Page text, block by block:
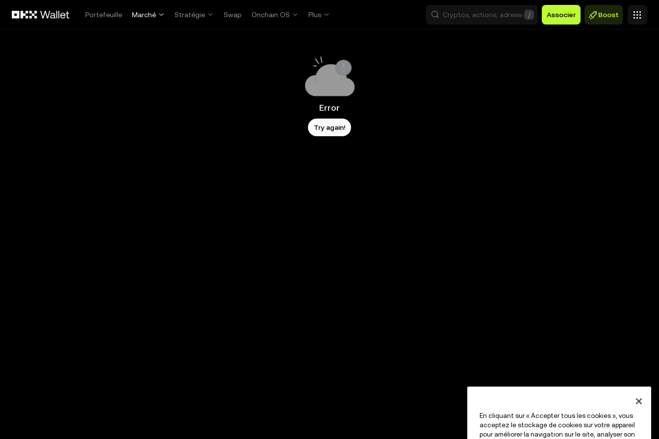
Portefeuille
Marché Stratégie Swap Onchain OS Plus / Associer Boost
Error
Try again!
En cliquant sur « Accepter tous les cookies », vous
acceptez le stockage de cookies sur votre appareil
pour améliorer la navigation sur le site, analyser son